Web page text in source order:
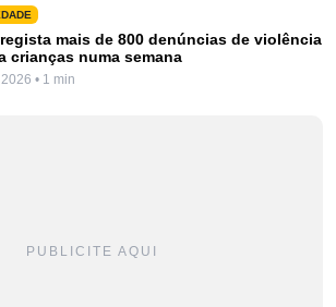
regista mais de 800 denúncias de violência
crianças numa semana
• 1 min
PUBLICITE AQUI